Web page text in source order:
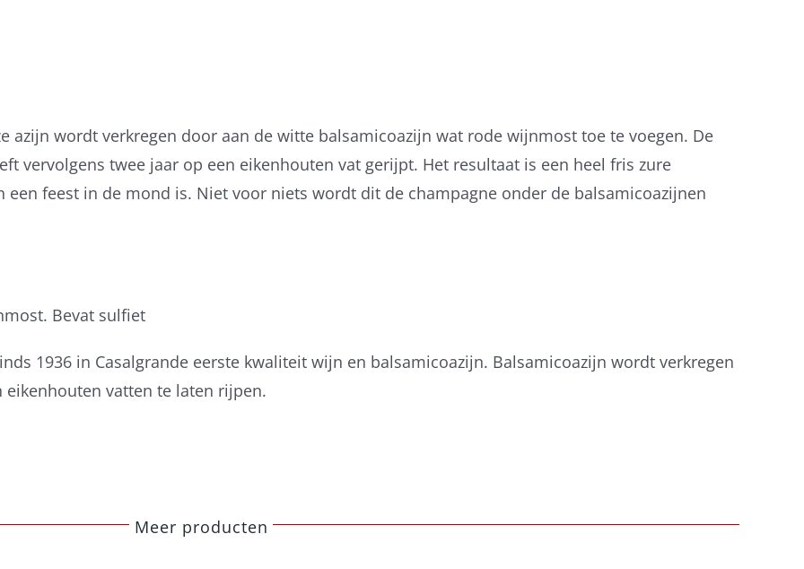
azijn wordt verkregen door aan de witte balsamicoazijn wat rode wijnmost toe te voegen. De
vervolgens twee jaar op een eikenhouten vat gerijpt. Het resultaat is een heel fris zure
feest in de mond is. Niet voor niets wordt dit de champagne onder de balsamicoazijnen
Bevat sulfiet
1936 in Casalgrande eerste kwaliteit wijn en balsamicoazijn. Balsamicoazijn wordt verkregen
vatten te laten rijpen.
Meer producten